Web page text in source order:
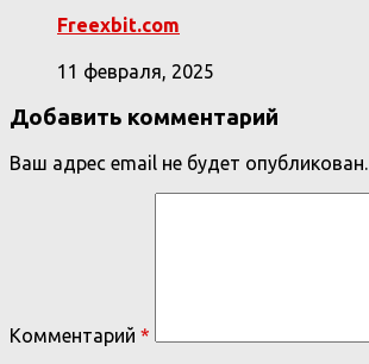
Freexbit.com
11 февраля, 2025
Добавить комментарий
Ваш адрес email не будет опубликован.
Комментарий *